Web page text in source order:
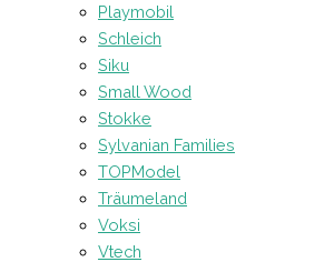
Playmobil
Schleich
Siku
Small Wood
Stokke
Sylvanian Families
TOPModel
Träumeland
Voksi
Vtech